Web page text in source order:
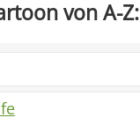
von A-Z: